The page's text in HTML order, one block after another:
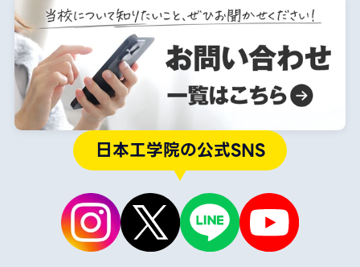
日本工学院の公式SNS